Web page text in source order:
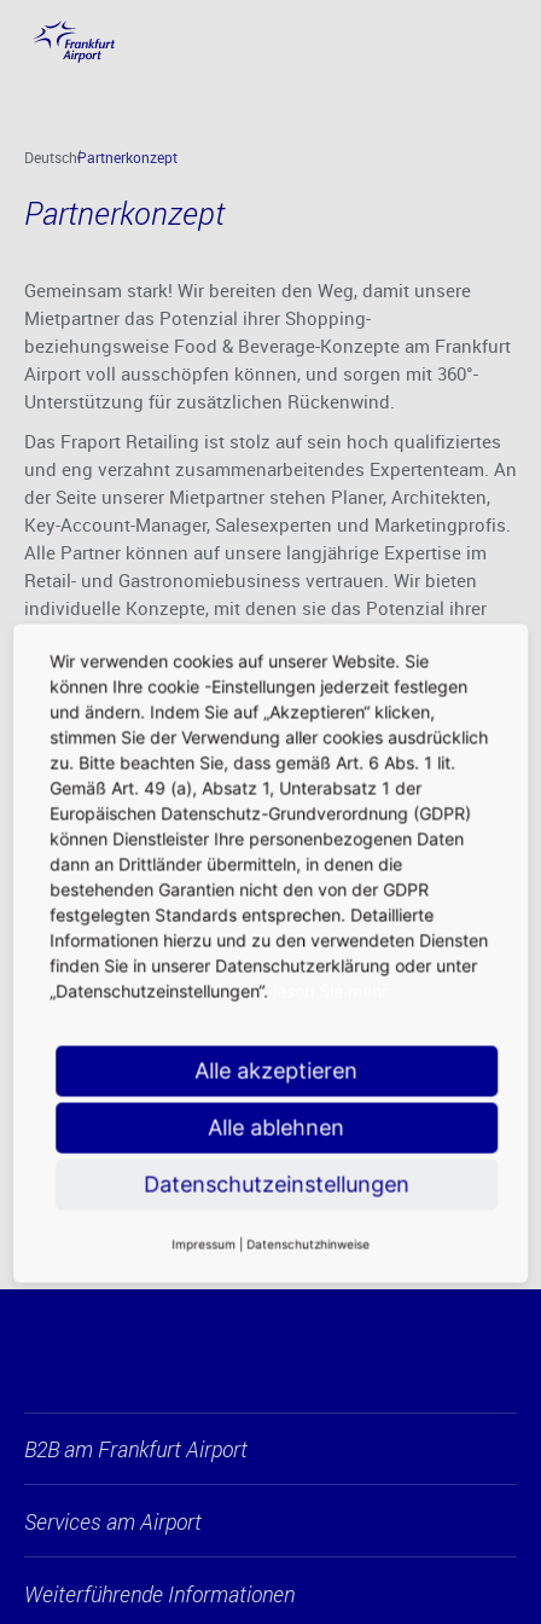
Hauptinhalt anspringen
DeutschPartnerkonzept
Partnerkonzept
Gemeinsam stark! Wir bereiten den Weg, damit unsere
Mietpartner das Potenzial ihrer Shopping-
beziehungsweise Food & Beverage-Konzepte am Frankfurt
Airport voll ausschöpfen können, und sorgen mit 360°-
Unterstützung für zusätzlichen Rückenwind.
Das Fraport Retailing ist stolz auf sein hoch qualifiziertes
und eng verzahnt zusammenarbeitendes Expertenteam. An
der Seite unserer Mietpartner stehen Planer, Architekten,
Key-Account-Manager, Salesexperten und Marketingprofis.
Alle Partner können auf unsere langjährige Expertise im
Retail- und Gastronomiebusiness vertrauen. Wir bieten
individuelle Konzepte, mit denen sie das Potenzial ihrer
ausschöpfen werden. Wir sind der Sparringspartner, der zu
seinem Wort steht und immer für sie da ist. Der
verantwortlich handelt, immer bestmögliche Lösungen
findet. Fraport Retailing ist immer offen für neue Ideen und
Lösungen. Hier ist der Ort, der den einzigartig
kosmopolitischen und gastfreundlichen Spirit Frankfurts
Tag für Tag lebt.
Lassen Sie uns gemeinsam den Ansatz „The Art of Retail in
the Heart of Europe” in Taten und erfolgreiche Geschäfte
verwandeln!
Standortvorteile FRA
Mietvoraussetzungen
Ansprechpartner
B2B am Frankfurt Airport
Services am Airport
Weiterführende Informationen
Wir verwenden cookies auf unserer Website. Sie
können Ihre cookie -Einstellungen jederzeit festlegen
und ändern. Indem Sie auf „Akzeptieren“ klicken,
stimmen Sie der Verwendung aller cookies ausdrücklich
zu. Bitte beachten Sie, dass gemäß Art. 6 Abs. 1 lit.
Gemäß Art. 49 (a), Absatz 1, Unterabsatz 1 der
Europäischen Datenschutz-Grundverordnung (GDPR)
können Dienstleister Ihre personenbezogenen Daten
dann an Drittländer übermitteln, in denen die
bestehenden Garantien nicht den von der GDPR
festgelegten Standards entsprechen. Detaillierte
Informationen hierzu und zu den verwendeten Diensten
finden Sie in unserer Datenschutzerklärung oder unter
„Datenschutzeinstellungen“.
Alle akzeptieren
Alle ablehnen
Datenschutzeinstellungen
Impressum | Datenschutzhinweise